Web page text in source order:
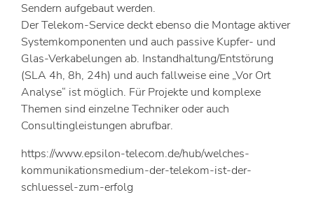
Sendern aufgebaut werden.
Der Telekom-Service deckt ebenso die Montage aktiver
Systemkomponenten und auch passive Kupfer- und
Glas-Verkabelungen ab. Instandhaltung/Entstörung
(SLA 4h, 8h, 24h) und auch fallweise eine „Vor Ort
Analyse“ ist möglich. Für Projekte und komplexe
Themen sind einzelne Techniker oder auch
Consultingleistungen abrufbar.
https://www.epsilon-telecom.de/hub/welches-
kommunikationsmedium-der-telekom-ist-der-
schluessel-zum-erfolg